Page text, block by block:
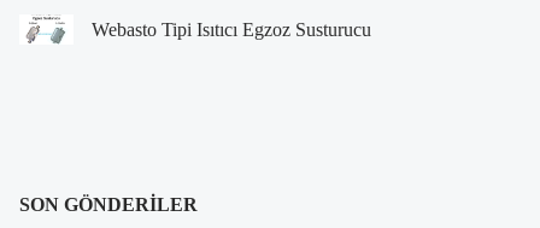
Webasto Tipi Isıtıcı Egzoz Susturucu
SON GÖNDERILER